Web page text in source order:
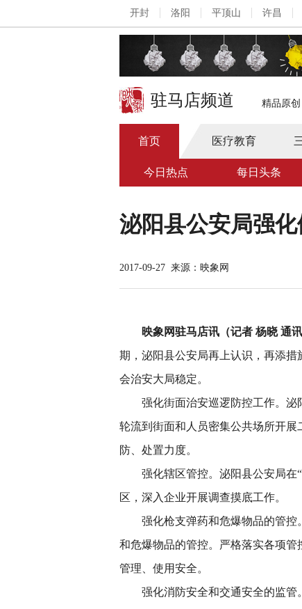
开封 洛阳 平顶山 许昌
驻马店频道 精品原创
首页 医疗教育
今日热点 每日头条
泌阳县公安局强
2017-09-27 来源：映象网
映象网驻马店讯（记者 杨晓 通讯
期，泌阳县公安局再上认识 ，再添
会治安大局稳定。
强化街面治安巡逻防控工作。泌
轮流到街面和人员密集公共场所开展
防、处置力度。
强化辖区管控。泌阳县公安局在
区，深入企业开展调查摸底工作。
强化枪支弹药和危爆物品的管控
和危爆物品的管控。严格落实各项管
管理、使用安全。
强化消防安全和交通安全的监管